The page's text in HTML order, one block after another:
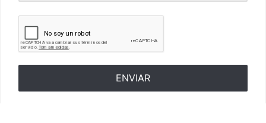
ENVIAR